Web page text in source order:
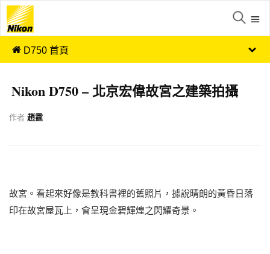
D750 首頁
Nikon D750 – 北京宏偉故宮之建築拍攝
作者 趙霆
故宮。看起來好像是教科書裡的舊照片，據說晴朗的黃昏日落
印在故宮屋瓦上，會呈現金碧輝煌之閃耀奇景。